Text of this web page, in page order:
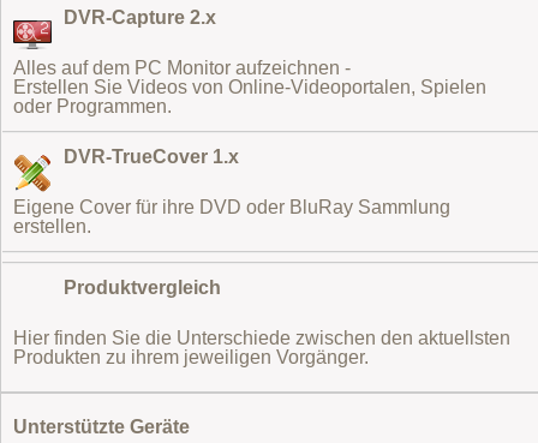
DVR-Capture 2.x
Alles auf dem PC Monitor aufzeichnen -
Erstellen Sie Videos von Online-Videoportalen, Spielen
oder Programmen.
DVR-TrueCover 1.x
Eigene Cover für ihre DVD oder BluRay Sammlung
erstellen.
Produktvergleich
Hier finden Sie die Unterschiede zwischen den aktuellsten
Produkten zu ihrem jeweiligen Vorgänger.
Unterstützte Geräte